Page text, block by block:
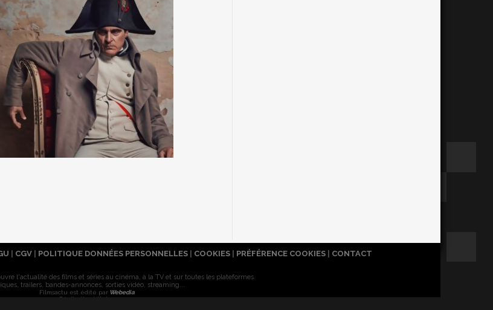
CGV POLITIQUE DONNÉES PERSONNELLES COOKIES PRÉFÉRENCE COOKIES CONTACT
l'actualité des films et séries au cinéma, à la TV et sur toutes les plateformes.
trailers, bandes-annonces, sorties vidéo, streaming...
Filmsactu est édité par Webedia
Réalisation Vitalyn